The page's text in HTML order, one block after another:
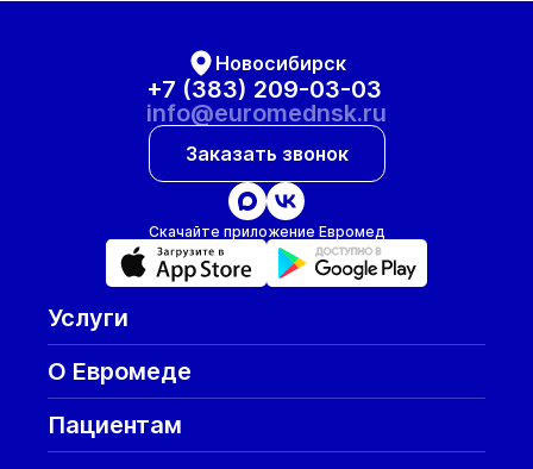
Новосибирск
+7 (383) 209-03-03
info@euromednsk.ru
Заказать звонок
Скачайте приложение Евромед
Услуги
О Евромеде
Пациентам